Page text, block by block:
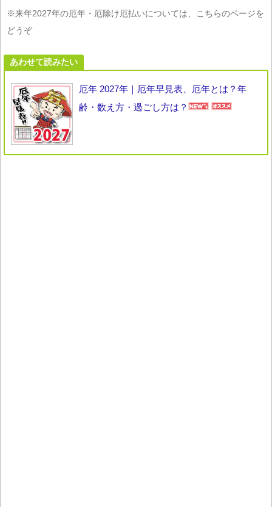
※来年2027年の厄年・厄除け厄払いについては、こちらのページを
どうぞ
あわせて読みたい
厄年 2027年｜厄年早見表、厄年とは？年
齢・数え方・過ごし方は？